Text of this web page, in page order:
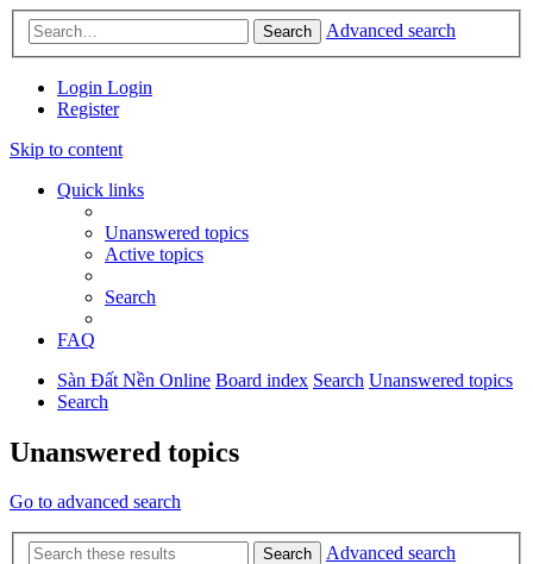
Search Advanced search
Login Login
Register
Skip to content
Quick links
Unanswered topics
Active topics
Search
FAQ
Sàn Đất Nền Online Board index Search Unanswered topics
Search
Unanswered topics
Go to advanced search
Search
Advanced search